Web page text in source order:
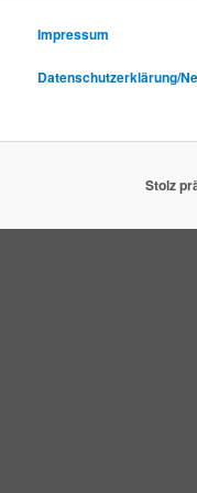
Impressum
Datenschutzerklärung/
Stolz